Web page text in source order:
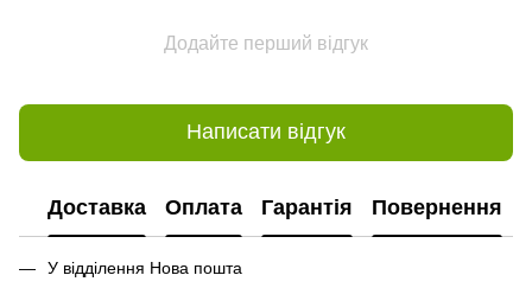
Додайте перший відгук
Написати відгук
Доставка Оплата Гарантія Повернення
У відділення Нова пошта